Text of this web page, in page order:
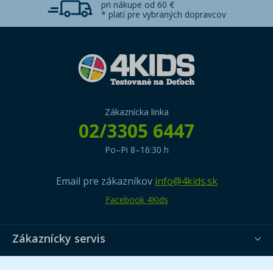
pri nákupe od 60 €
* platí pre vybraných dopravcov
Zákaznícka linka
02/3305 6447
Po–Pi 8–16:30 h
Email pre zákazníkov info@4kids.sk
Facebook 4Kids
Zákaznícky servis